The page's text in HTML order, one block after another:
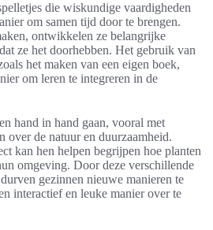
die wiskundige vaardigheden
om samen tijd door te brengen.
ontwikkelen ze belangrijke
ze het doorhebben. Het gebruik van
het maken van een eigen boek,
om leren te integreren in de
hand in hand gaan, vooral met
over de natuur en duurzaamheid.
kan hen helpen begrijpen hoe planten
omgeving. Door deze verschillende
gezinnen nieuwe manieren te
interactief en leuke manier over te